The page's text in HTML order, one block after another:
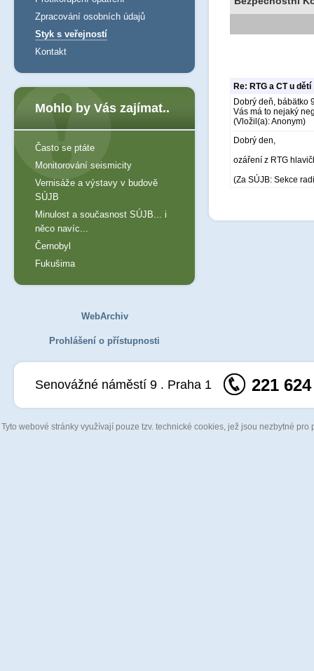
Re: RTG a CT u dětí
Dobrý deň, bábätko
Vás má to nejaký
(Vložil(a): Anonym)
Dobrý den,
ozáření z RTG
(Za SÚJB: Sekce
Zpracování osobních údajů
Styk s veřejností
Kontakt
Mohlo by Vás zajímat..
Často se ptáte
Monitorování seismicity
Vernisáže a výstavy v budově
SÚJB
Minulost a současnost SÚJB... i
něco navíc...
Černobyl
Fukušima
WebArchiv
Prohlášení o přístupnosti
Senovážné náměstí 9 . Praha 1 221
Tyto webové stránky využívají pouze tzv. technické cookies, jež jsou nezbytné